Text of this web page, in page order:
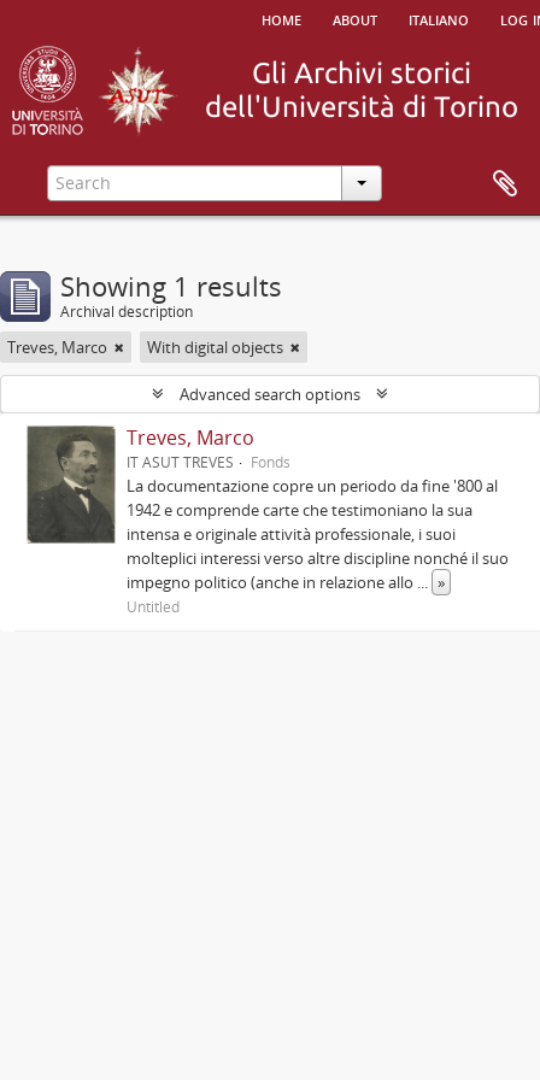
home about italiano log
Showing 1 results
Archival description
Treves, Marco With digital objects
Advanced search options
Treves, Marco
IT ASUT TREVES Fonds
La documentazione copre un periodo da fine '800 al
1942 e comprende carte che testimoniano la sua
intensa e originale attività professionale, i suoi
molteplici interessi verso altre discipline nonché il suo
impegno politico (anche in relazione allo ... »
Untitled